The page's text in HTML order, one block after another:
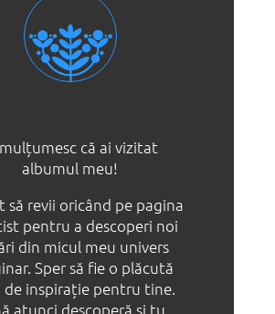
că ai vizitat
albumul meu!
să revii oricând pe pagina
pentru a descoperi noi
din micul meu univers
Sper să fie o plăcută
de inspirație pentru tine.
atunci descoperă și tu